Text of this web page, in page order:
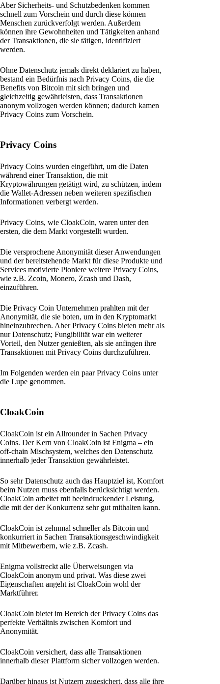
Aber Sicherheits- und Schutzbedenken kommen
schnell zum Vorschein und durch diese können
Menschen zurückverfolgt werden. Außerdem
können ihre Gewohnheiten und Tätigkeiten anhand
der Transaktionen, die sie tätigen, identifiziert
werden.
Ohne Datenschutz jemals direkt deklariert zu haben,
bestand ein Bedürfnis nach Privacy Coins, die die
Benefits von Bitcoin mit sich bringen und
gleichzeitig gewährleisten, dass Transaktionen
anonym vollzogen werden können; dadurch kamen
Privacy Coins zum Vorschein.
Privacy Coins
Privacy Coins wurden eingeführt, um die Daten
während einer Transaktion, die mit
Kryptowährungen getätigt wird, zu schützen, indem
die Wallet-Adressen neben weiteren spezifischen
Informationen verbergt werden.
Privacy Coins, wie CloakCoin, waren unter den
ersten, die dem Markt vorgestellt wurden.
Die versprochene Anonymität dieser Anwendungen
und der bereitstehende Markt für diese Produkte und
Services motivierte Pioniere weitere Privacy Coins,
wie z.B. Zcoin, Monero, Zcash und Dash,
einzuführen.
Die Privacy Coin Unternehmen prahlten mit der
Anonymität, die sie boten, um in den Kryptomarkt
hineinzubrechen. Aber Privacy Coins bieten mehr als
nur Datenschutz; Fungibilität war ein weiterer
Vorteil, den Nutzer genießten, als sie anfingen ihre
Transaktionen mit Privacy Coins durchzuführen.
Im Folgenden werden ein paar Privacy Coins unter
die Lupe genommen.
CloakCoin
CloakCoin ist ein Allrounder in Sachen Privacy
Coins. Der Kern von CloakCoin ist Enigma – ein
off-chain Mischsystem, welches den Datenschutz
innerhalb jeder Transaktion gewährleistet.
So sehr Datenschutz auch das Hauptziel ist, Komfort
beim Nutzen muss ebenfalls berücksichtigt werden.
CloakCoin arbeitet mit beeindruckender Leistung,
die mit der der Konkurrenz sehr gut mithalten kann.
CloakCoin ist zehnmal schneller als Bitcoin und
konkurriert in Sachen Transaktionsgeschwindigkeit
mit Mitbewerbern, wie z.B. Zcash.
Enigma vollstreckt alle Überweisungen via
CloakCoin anonym und privat. Was diese zwei
Eigenschaften angeht ist CloakCoin wohl der
Marktführer.
CloakCoin bietet im Bereich der Privacy Coins das
perfekte Verhältnis zwischen Komfort und
Anonymität.
CloakCoin versichert, dass alle Transaktionen
innerhalb dieser Plattform sicher vollzogen werden.
Darüber hinaus ist Nutzern zugesichert, dass alle ihre